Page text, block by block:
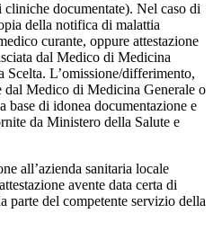
documentate). Nel caso di
della notifica di malattia
curante, oppure attestazione
dal Medico di Medicina
Scelta. L’omissione/differimento,
dal Medico di Medicina Generale o
base di idonea documentazione e
da Ministero della Salute e
all’azienda sanitaria locale
avente data certa di
parte del competente servizio della